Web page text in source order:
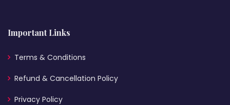
Important Links
Terms & Conditions
Refund & Cancellation Policy
Privacy Policy